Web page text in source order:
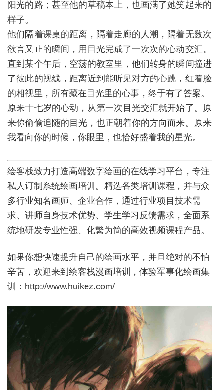
阳光的路；甚至他的草稿本上，也画满了她笑起来的
样子。
他们隔着课桌的距离，隔着走廊的人潮，隔着无数次
欲言又止的瞬间，用目光完成了一次次的心动交汇。
直到某个午后，空荡的教室里，他们转身的瞬间撞进
了彼此的视线，距离近到能听见对方的心跳，红着脸
的相视里，所有藏在目光里的心事，终于有了答案。
原来十七岁的心动，从第一次目光交汇就开始了。原
来你偷偷追随的目光，也正朝着你的方向而来。原来
我看向你的时候，你眼里，也恰好盛着我的星光。
绘客栈致力打造高端数字绘画的在线学习平台，专注
私人订制系统绘画培训。精选各类培训课程，并与众
多行业知名画师、企业合作，通过行业项目技术需
求、讲师自身技术优势、学生学习反馈需求，全面系
统地研发专业性强、化繁为简的高效视频课程产品。
如果你想快速提升自己的绘画水平，并且绝对的不怕
辛苦，欢迎来到绘客栈漫画培训，体验军事化绘画集
训： http://www.huikez.com/